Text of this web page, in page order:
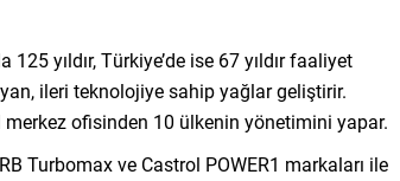
yıldır, Türkiye’de ise 67 yıldır faaliyet
ileri teknolojiye sahip yağlar geliştirir.
merkez ofisinden 10 ülkenin yönetimini yapar.
Turbomax ve Castrol POWER1 markaları ile